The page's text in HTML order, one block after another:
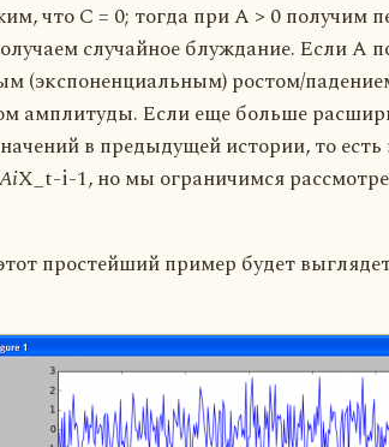
что C = 0; тогда при A > 0
случайное блуждание. Если A
(экспоненциальным) ростом/
амплитуды. Если еще больше
в предыдущей истории, то
X_t-i-1, но мы ограничимся
простейший пример будет